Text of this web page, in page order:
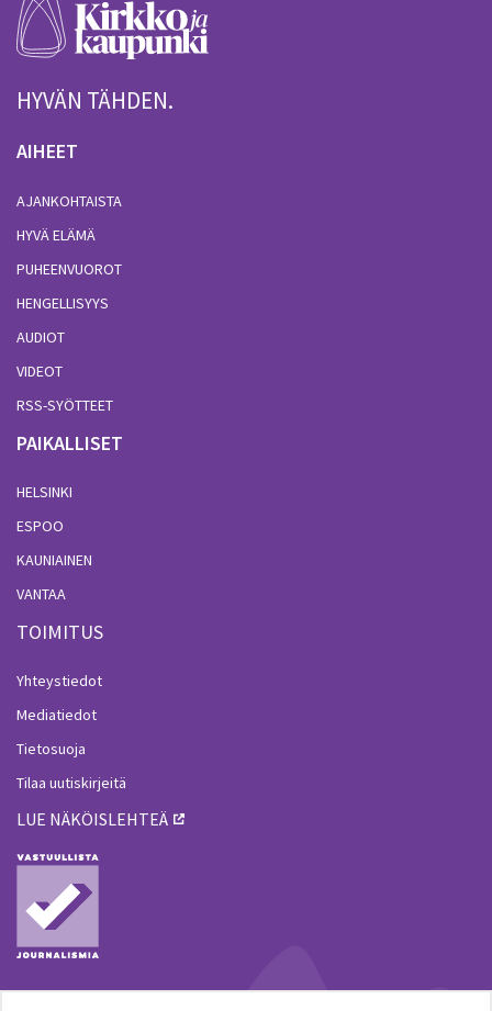
HYVÄN TÄHDEN.
AIHEET
AJANKOHTAISTA
HYVÄ ELÄMÄ
PUHEENVUOROT
HENGELLISYYS
AUDIOT
VIDEOT
RSS-SYÖTTEET
PAIKALLISET
HELSINKI
ESPOO
KAUNIAINEN
VANTAA
TOIMITUS
Yhteystiedot
Mediatiedot
Tietosuoja
Tilaa uutiskirjeitä
LUE NÄKÖISLEHTEÄ